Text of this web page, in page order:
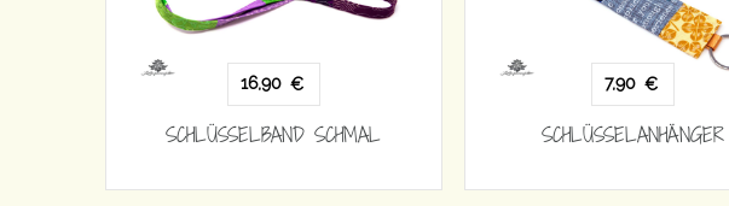
16,90 €
SCHLÜSSELBAND SCHMAL
7,90 €
SCHLÜSSELANHÄNGER